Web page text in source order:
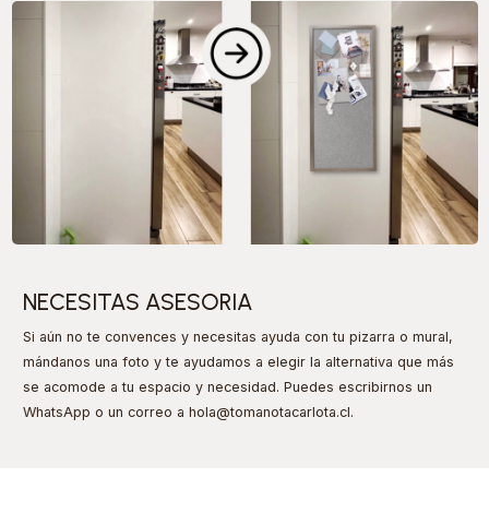
NECESITAS ASESORIA
Si aún no te convences y necesitas ayuda con tu pizarra o mural,
mándanos una foto y te ayudamos a elegir la alternativa que más
se acomode a tu espacio y necesidad. Puedes escribirnos un
WhatsApp o un correo a hola@tomanotacarlota.cl.